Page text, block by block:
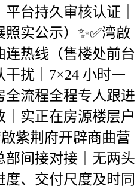
台持久审核认证｜
实公示）✨✅湾啟
热线（售楼处前台
扰｜7×24 小时一
全流程全程专人跟进
｜实正在房源楼层户
紫荆府开辟商曲营
部间接对接｜无两头
、交付尺度及时同